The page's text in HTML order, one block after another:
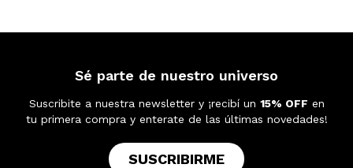
Sé parte de nuestro universo
Suscribite a nuestra newsletter y ¡recibí un 15% OFF en
tu primera compra y enterate de las últimas novedades!
SUSCRIBIRME